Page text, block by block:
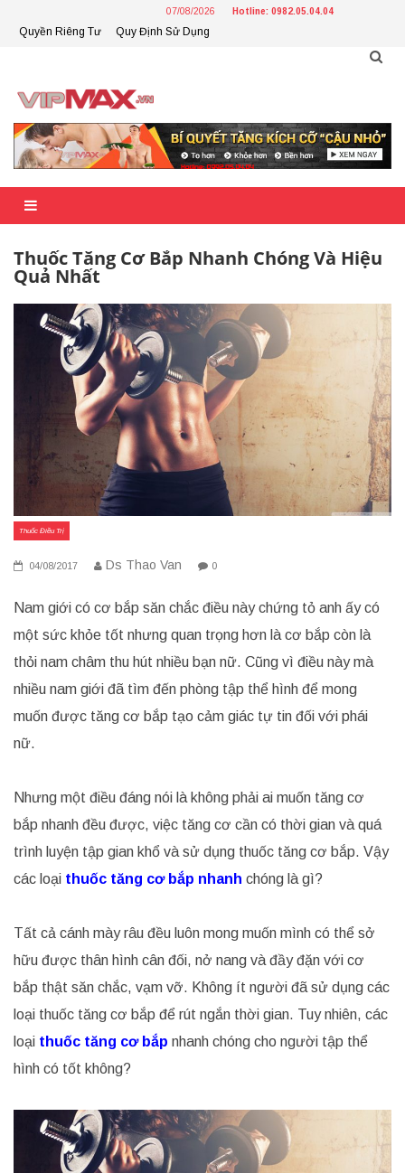
content
07/08/2026 Hotline: 0982.05.04.04
Quyền Riêng Tư Quy Định Sử Dụng
Thuốc Tăng Cơ Bắp Nhanh Chóng Và Hiệu
Quả Nhất
Thuốc Điều Trị
04/08/2017 Ds Thao Van 0
Nam giới có cơ bắp săn chắc điều này chứng tỏ anh ấy có
một sức khỏe tốt nhưng quan trọng hơn là cơ bắp còn là
thỏi nam châm thu hút nhiều bạn nữ. Cũng vì điều này mà
nhiều nam giới đã tìm đến phòng tập thể hình để mong
muốn được tăng cơ bắp tạo cảm giác tự tin đối với phái
nữ.
Nhưng một điều đáng nói là không phải ai muốn tăng cơ
bắp nhanh đều được, việc tăng cơ cần có thời gian và quá
trình luyện tập gian khổ và sử dụng thuốc tăng cơ bắp. Vậy
các loại thuốc tăng cơ bắp nhanh chóng là gì?
Tất cả cánh mày râu đều luôn mong muốn mình có thể sở
hữu được thân hình cân đối, nở nang và đầy đặn với cơ
bắp thật săn chắc, vạm vỡ. Không ít người đã sử dụng các
loại thuốc tăng cơ bắp để rút ngắn thời gian. Tuy nhiên, các
loại thuốc tăng cơ bắp nhanh chóng cho người tập thể
hình có tốt không?